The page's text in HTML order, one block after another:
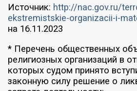
Источник: http://nac.gov.ru/
ekstremistskie-organizacii-i-
на 16.11.2023
* Перечень общественных
религиозных организаций в
которых судом принято
законную силу решение о